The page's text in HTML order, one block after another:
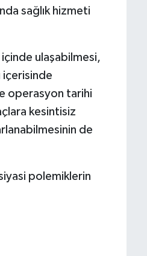
sağlık hizmeti
ulaşabilmesi,
içerisinde
operasyon tarihi
kesintisiz
de
siyasi polemiklerin